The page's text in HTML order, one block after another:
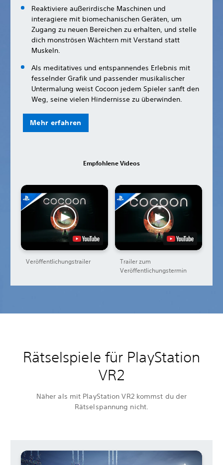
Reaktiviere außerirdische Maschinen und
interagiere mit biomechanischen Geräten, um
Zugang zu neuen Bereichen zu erhalten, und stelle
dich monströsen Wächtern mit Verstand statt
Muskeln.
Als meditatives und entspannendes Erlebnis mit
fesselnder Grafik und passender musikalischer
Untermalung weist Cocoon jedem Spieler sanft den
Weg, seine vielen Hindernisse zu überwinden.
Mehr erfahren
Empfohlene Videos
Veröffentlichungstrailer
Trailer zum
Veröffentlichungstermin
Rätselspiele für PlayStation
VR2
Näher als mit PlayStation VR2 kommst du der
Rätselspannung nicht.